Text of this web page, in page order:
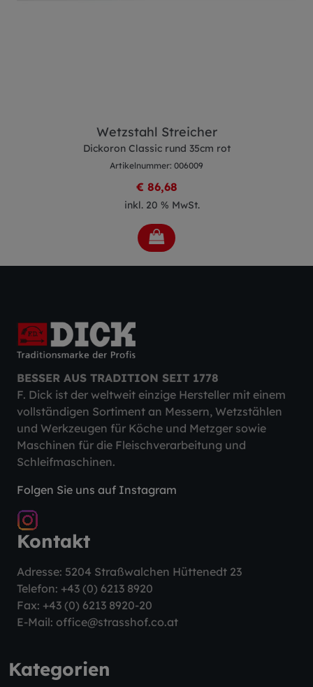
Wetzstahl Streicher
Dickoron Classic rund 35cm rot
Artikelnummer: 006009
€ 86,68
inkl. 20 % MwSt.
BESSER AUS TRADITION SEIT 1778
F. Dick ist der weltweit einzige Hersteller mit einem
vollständigen Sortiment an Messern, Wetzstählen
und Werkzeugen für Köche und Metzger sowie
Maschinen für die Fleischverarbeitung und
Schleifmaschinen.
Folgen Sie uns auf Instagram
Kontakt
Adresse: 5204 Straßwalchen Hüttenedt 23
Telefon: +43 (0) 6213 8920
Fax: +43 (0) 6213 8920-20
E-Mail: office@strasshof.co.at
Kategorien